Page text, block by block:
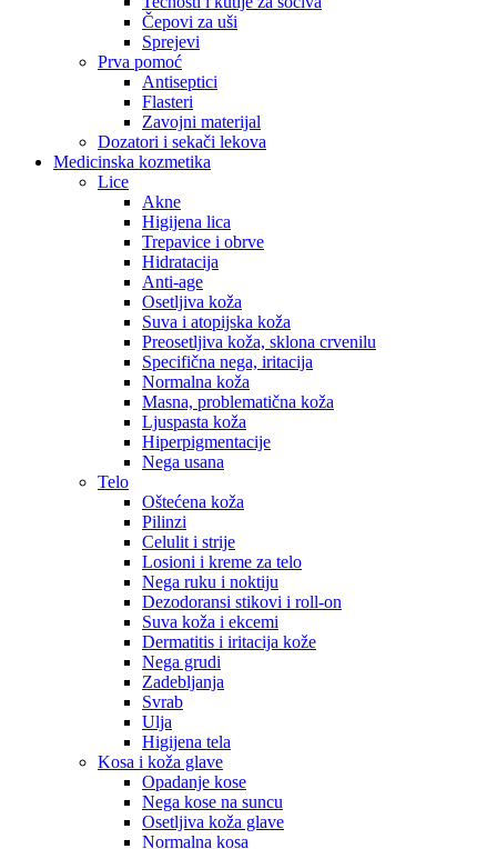
Čepovi za uši
Sprejevi
Prva pomoć
Antiseptici
Flasteri
Zavojni materijal
Dozatori i sekači lekova
Medicinska kozmetika
Lice
Akne
Higijena lica
Trepavice i obrve
Hidratacija
Anti-age
Osetljiva koža
Suva i atopijska koža
Preosetljiva koža, sklona crvenilu
Specifična nega, iritacija
Normalna koža
Masna, problematična koža
Ljuspasta koža
Hiperpigmentacije
Nega usana
Telo
Oštećena koža
Pilinzi
Celulit i strije
Losioni i kreme za telo
Nega ruku i noktiju
Dezodoransi stikovi i roll-on
Suva koža i ekcemi
Dermatitis i iritacija kože
Nega grudi
Zadebljanja
Svrab
Ulja
Higijena tela
Kosa i koža glave
Opadanje kose
Nega kose na suncu
Osetljiva koža glave
Normalna kosa